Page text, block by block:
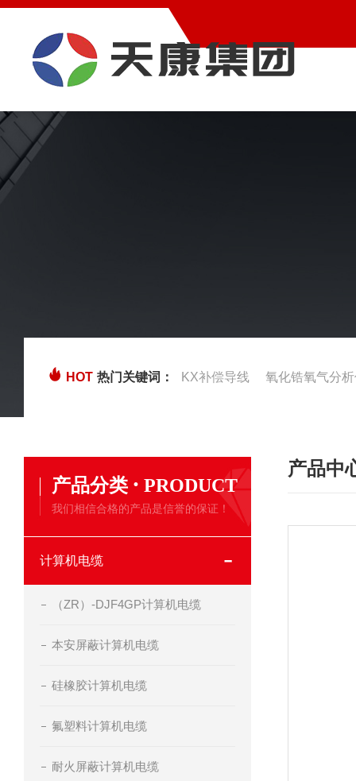
HOT 热门关键词： KX补偿导线 氧化锆氧气分
产品分类 · PRODUCT
我们相信合格的产品是信誉的保证！
计算机电缆
（ZR）-DJF4GP计算机电缆
本安屏蔽计算机电缆
硅橡胶计算机电缆
氟塑料计算机电缆
耐火屏蔽计算机电缆
产品中